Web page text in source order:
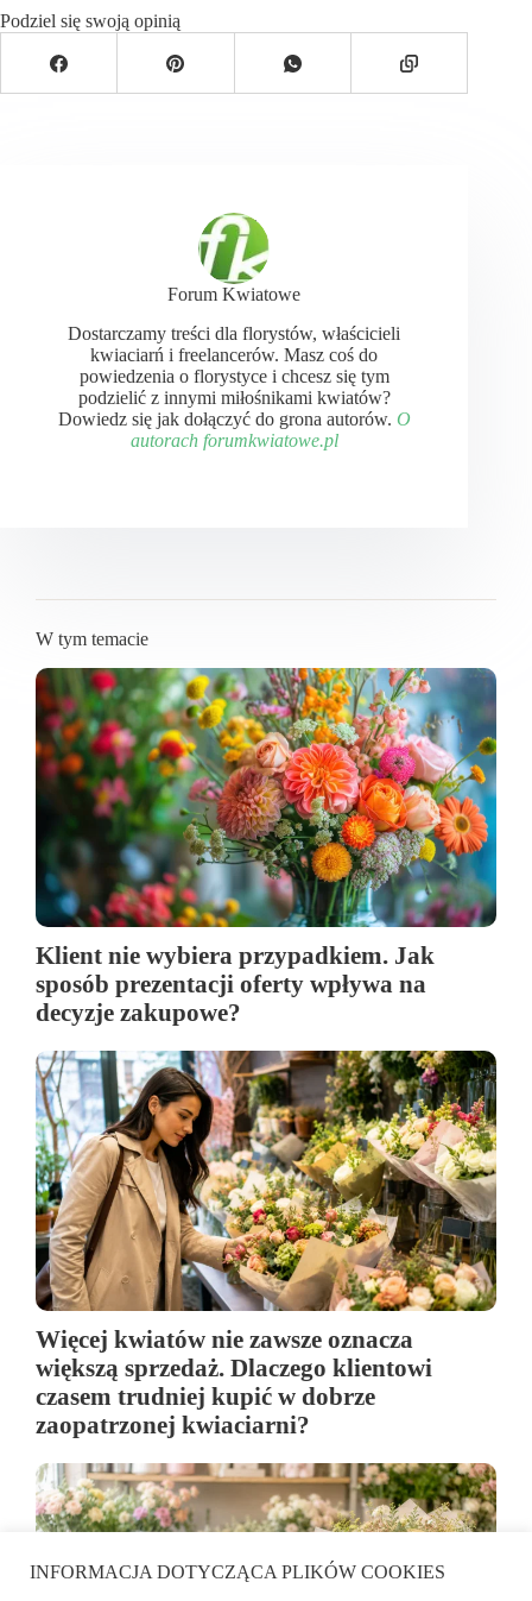
Podziel się swoją opinią
Forum Kwiatowe
Dostarczamy treści dla florystów, właścicieli
kwiaciarń i freelancerów. Masz coś do
powiedzenia o florystyce i chcesz się tym
podzielić z innymi miłośnikami kwiatów?
Dowiedz się jak dołączyć do grona autorów. O
autorach forumkwiatowe.pl
W tym temacie
Klient nie wybiera przypadkiem. Jak
sposób prezentacji oferty wpływa na
decyzje zakupowe?
Więcej kwiatów nie zawsze oznacza
większą sprzedaż. Dlaczego klientowi
czasem trudniej kupić w dobrze
zaopatrzonej kwiaciarni?
INFORMACJA DOTYCZĄCA PLIKÓW COOKIES